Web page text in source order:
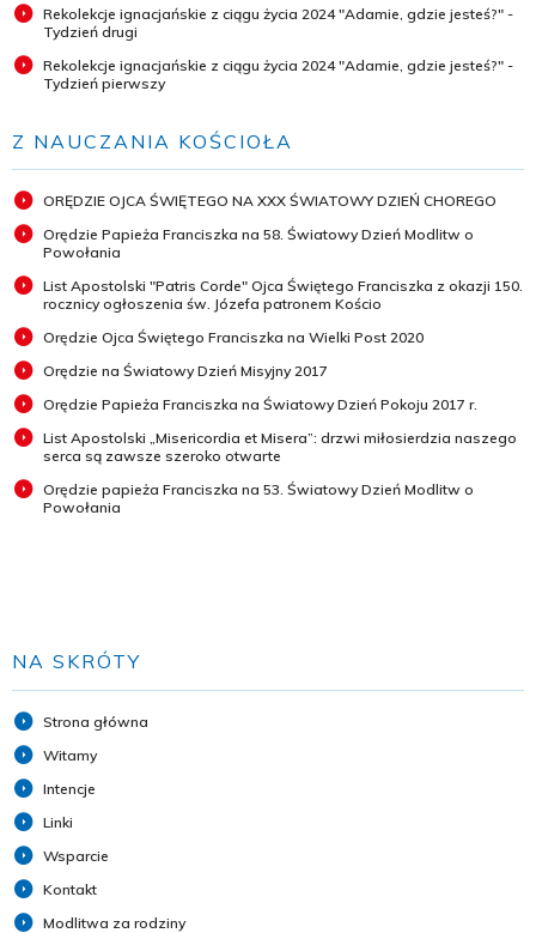
Rekolekcje ignacjańskie z ciągu życia 2024 "Adamie, gdzie jesteś?" -
Tydzień drugi
Rekolekcje ignacjańskie z ciągu życia 2024 "Adamie, gdzie jesteś?" -
Tydzień pierwszy
Z NAUCZANIA KOŚCIOŁA
ORĘDZIE OJCA ŚWIĘTEGO NA XXX ŚWIATOWY DZIEŃ CHOREGO
Orędzie Papieża Franciszka na 58. Światowy Dzień Modlitw o
Powołania
List Apostolski "Patris Corde" Ojca Świętego Franciszka z okazji 150.
rocznicy ogłoszenia św. Józefa patronem Kościo
Orędzie Ojca Świętego Franciszka na Wielki Post 2020
Orędzie na Światowy Dzień Misyjny 2017
Orędzie Papieża Franciszka na Światowy Dzień Pokoju 2017 r.
List Apostolski „Misericordia et Misera”: drzwi miłosierdzia naszego
serca są zawsze szeroko otwarte
Orędzie papieża Franciszka na 53. Światowy Dzień Modlitw o
Powołania
NA SKRÓTY
Strona główna
Witamy
Intencje
Linki
Wsparcie
Kontakt
Modlitwa za rodziny